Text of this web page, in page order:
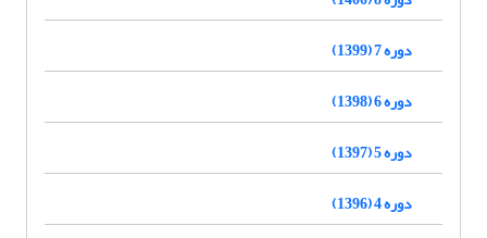
دوره 7 (1399)
دوره 6 (1398)
دوره 5 (1397)
دوره 4 (1396)